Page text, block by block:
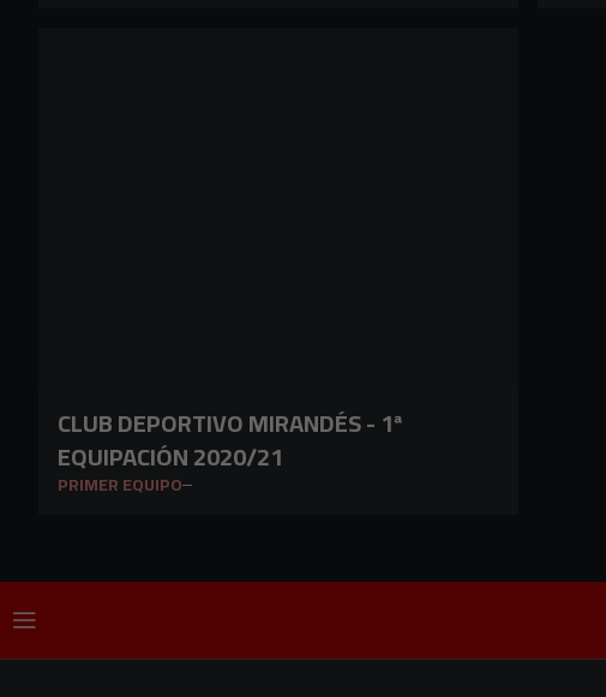
CLUB DEPORTIVO MIRANDÉS - 1ª
EQUIPACIÓN 2020/21
PRIMER EQUIPO